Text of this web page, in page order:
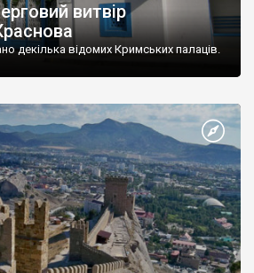
витвір
декілька відомих Кримських палаців.